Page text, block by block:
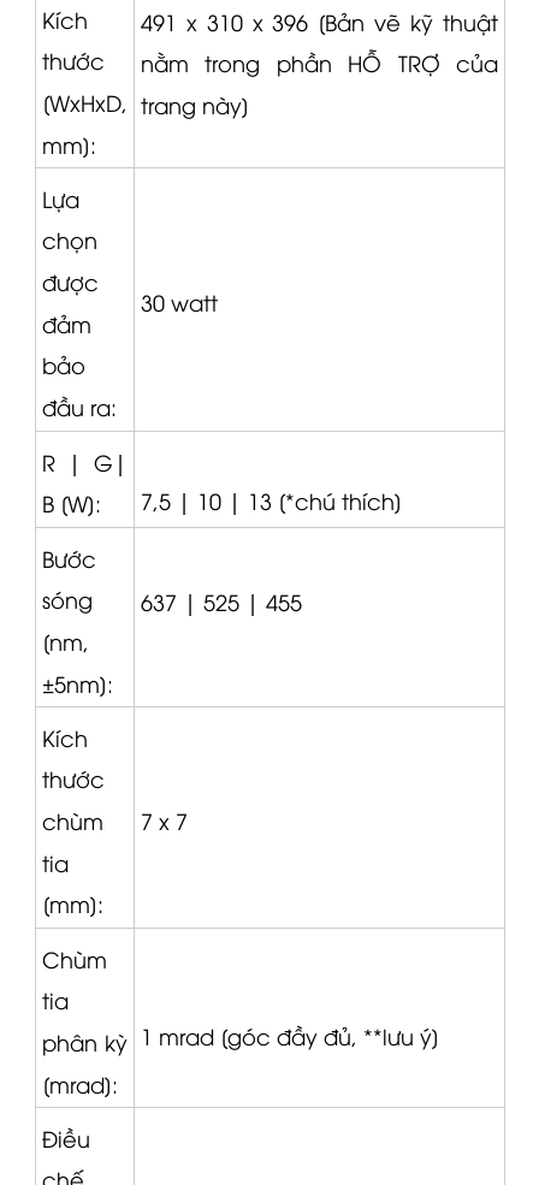
Kích
thước
[WxHxD,
mm]:
491 x 310 x 396 [Bản vẽ kỹ thuật
nằm trong phần HỖ TRỢ của
trang này]
Lựa
chọn
được
đảm
bảo
đầu ra:
30 watt
R | G|
B [W]:
7,5 | 10 | 13 [*chú thích]
Bước
sóng
[nm,
±5nm]:
637 | 525 | 455
Kích
thước
chùm
tia
[mm]:
7 x 7
Chùm
tia
phân kỳ
[mrad]:
1 mrad [góc đầy đủ, **lưu ý]
Điều
chế